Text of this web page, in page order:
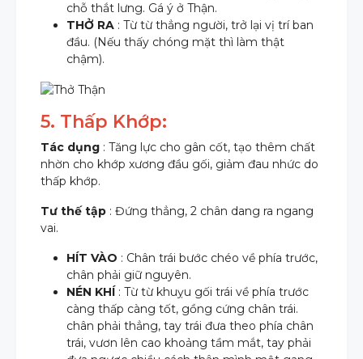
chỗ thắt lưng. Gá ý ở Thận.
THỞ RA : Từ từ thẳng người, trở lại vị trí ban
đầu. (Nếu thấy chóng mặt thì làm thật
chậm).
5. Thấp Khớp:
Tác dụng : Tăng lực cho gân cốt, tạo thêm chất
nhờn cho khớp xương đầu gối, giảm đau nhức do
thấp khớp.
Tư thế tập : Đứng thẳng, 2 chân dang ra ngang
vai.
HÍT VÀO : Chân trái bước chéo về phía trước,
chân phải giữ nguyên.
NÉN KHÍ : Từ từ khuỵu gối trái về phía trước
càng thấp càng tốt, gồng cứng chân trái.
chân phải thẳng, tay trái đưa theo phía chân
trái, vươn lên cao khoảng tầm mắt, tay phải